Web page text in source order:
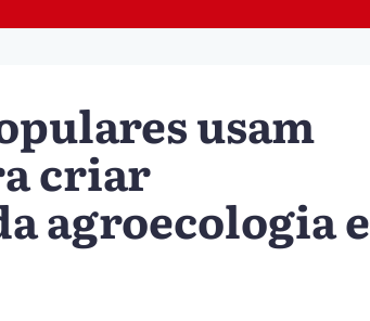
usam
criar
agroecologia e